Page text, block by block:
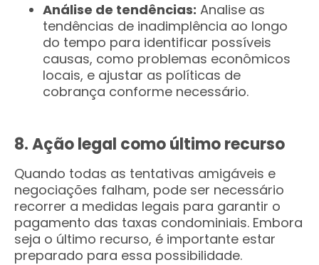
Análise de tendências: Analise as
tendências de inadimplência ao longo
do tempo para identificar possíveis
causas, como problemas econômicos
locais, e ajustar as políticas de
cobrança conforme necessário.
8. Ação legal como último recurso
Quando todas as tentativas amigáveis e
negociações falham, pode ser necessário
recorrer a medidas legais para garantir o
pagamento das taxas condominiais. Embora
seja o último recurso, é importante estar
preparado para essa possibilidade.